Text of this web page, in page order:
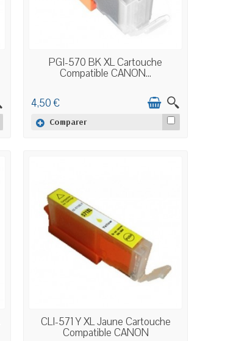
EN STOCK
PGI-570 BK XL Cartouche
Compatible CANON...
4,50 €
Comparer
EN STOCK
CLI-571 Y XL Jaune Cartouche
Compatible CANON